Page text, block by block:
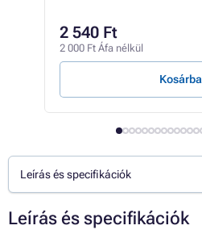
2 540 Ft
2 000 Ft Áfa nélkül
Kosárba
Leírás és specifikációk
Leírás és specifikációk